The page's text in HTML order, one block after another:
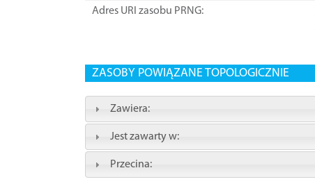
Adres URI zasobu PRNG:
ZASOBY POWIĄZANE TOPOLOGICZNIE
Zawiera:
Jest zawarty w:
Przecina: